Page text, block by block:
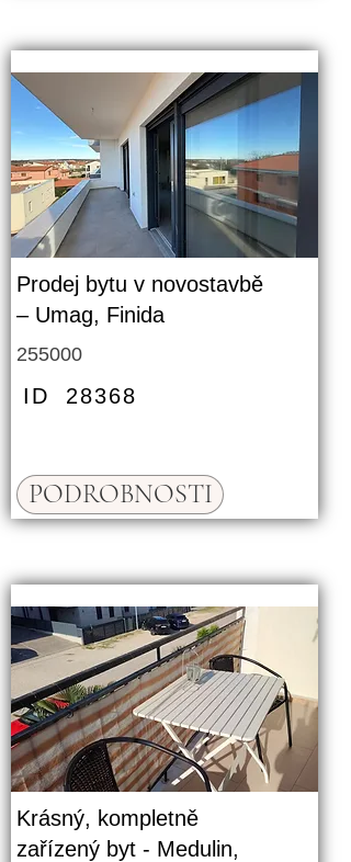
Prodej bytu v novostavbě
– Umag, Finida
255000
ID 28368
PODROBNOSTI
Krásný, kompletně
zařízený byt - Medulin,